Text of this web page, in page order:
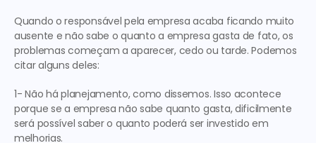
Quando o responsável pela empresa acaba ficando muito
ausente e não sabe o quanto a empresa gasta de fato, os
problemas começam a aparecer, cedo ou tarde. Podemos
citar alguns deles:
1- Não há planejamento, como dissemos. Isso acontece
porque se a empresa não sabe quanto gasta, dificilmente
será possível saber o quanto poderá ser investido em
melhorias.